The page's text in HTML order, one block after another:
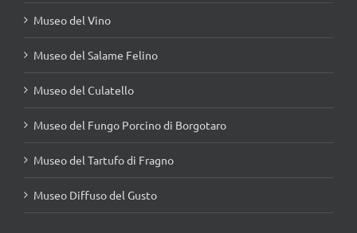
Museo del Vino
Museo del Salame Felino
Museo del Culatello
Museo del Fungo Porcino di Borgotaro
Museo del Tartufo di Fragno
Museo Diffuso del Gusto